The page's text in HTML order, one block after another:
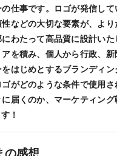
仕事です。ロゴが発信し
などの大切な要素が、よ
わたって高品質に設計い
を積み、個人から行政、
はじめとするブランディ
ゴがどのような条件で使用
届くのか、マーケティン
！
の感想